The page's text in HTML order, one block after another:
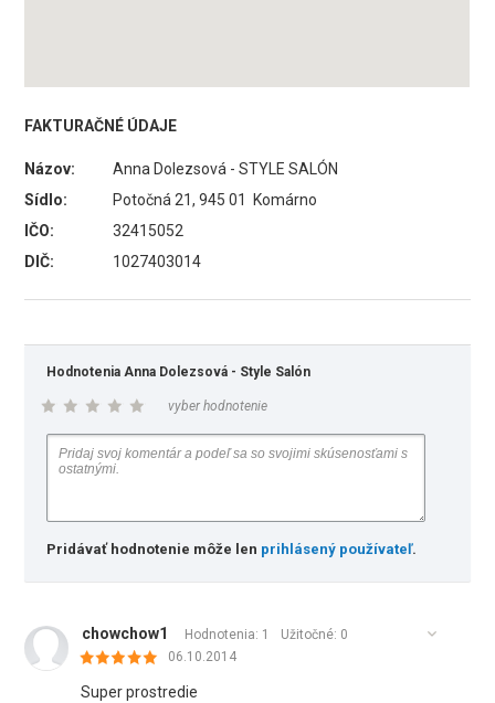
FAKTURAČNÉ ÚDAJE
Názov:
Anna Dolezsová - STYLE SALÓN
Sídlo:
Potočná 21, 945 01 Komárno
IČO:
32415052
DIČ:
1027403014
Hodnotenia Anna Dolezsová - Style Salón
vyber hodnotenie
Pridávať hodnotenie môže len prihlásený používateľ.
chowchow1 Hodnotenia: 1 Užitočné: 0
06.10.2014
Super prostredie